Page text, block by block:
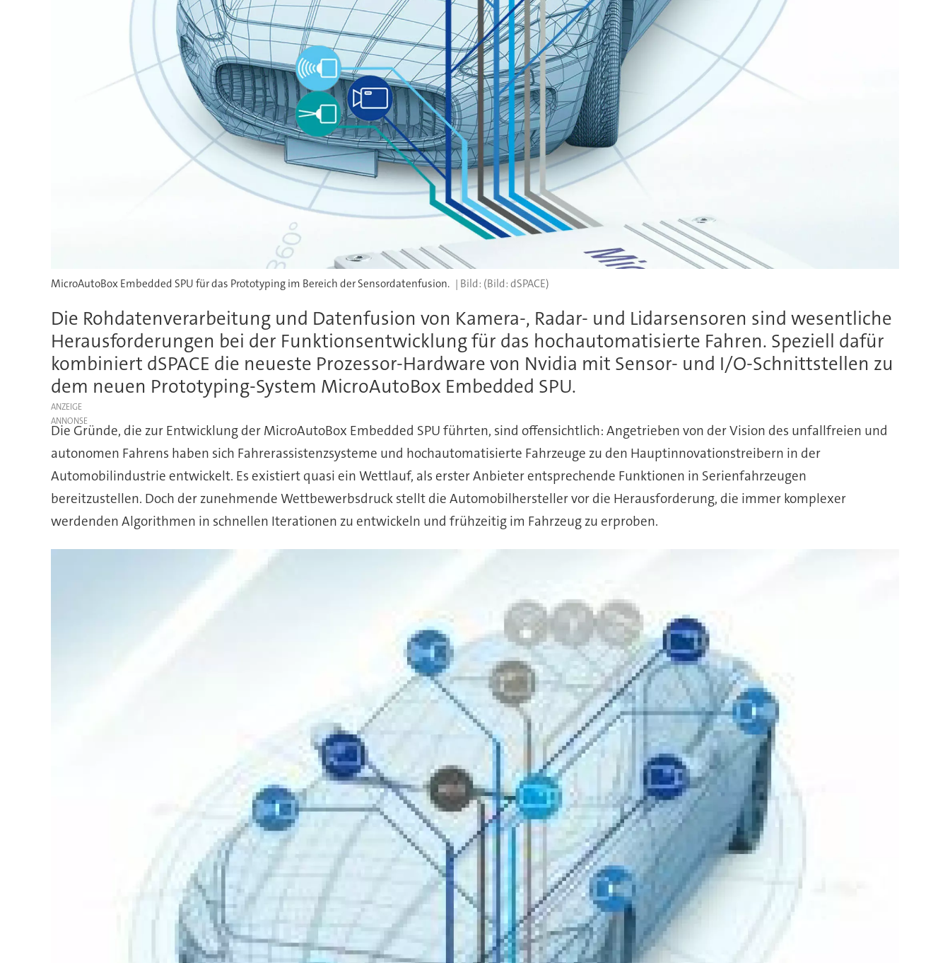
MicroAutoBox Embedded SPU für das Prototyping im Bereich der Sensordatenfusion. (Bild: dSPACE)
Die Rohdatenverarbeitung und Datenfusion von Kamera-, Radar- und Lidarsensoren sind wesentliche
Herausforderungen bei der Funktionsentwicklung für das hochautomatisierte Fahren. Speziell dafür
kombiniert dSPACE die neueste Prozessor-Hardware von Nvidia mit Sensor- und I/O-Schnittstellen zu
dem neuen Prototyping-System MicroAutoBox Embedded SPU.
ANZEIGE
Die Gründe, die zur Entwicklung der MicroAutoBox Embedded SPU führten, sind offensichtlich: Angetrieben von der Vision des unfallfreien und
autonomen Fahrens haben sich Fahrerassistenzsysteme und hochautomatisierte Fahrzeuge zu den Hauptinnovationstreibern in der
Automobilindustrie entwickelt. Es existiert quasi ein Wettlauf, als erster Anbieter entsprechende Funktionen in Serienfahrzeugen
bereitzustellen. Doch der zunehmende Wettbewerbsdruck stellt die Automobilhersteller vor die Herausforderung, die immer komplexer
werdenden Algorithmen in schnellen Iterationen zu entwickeln und frühzeitig im Fahrzeug zu erproben.